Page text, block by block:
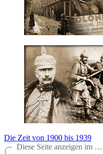
Die Zeit von 1900 bis 1939
Diese Seite anzeigen im …